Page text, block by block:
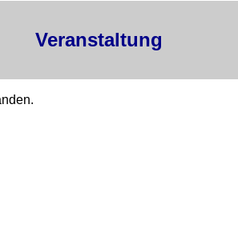
Veranstaltung